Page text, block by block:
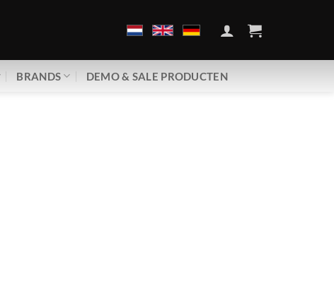
BRANDS DEMO & SALE PRODUCTEN